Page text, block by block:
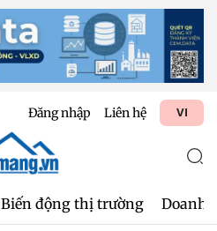
Đăng nhập Liên hệ VI
Biến động thị trường Doanh